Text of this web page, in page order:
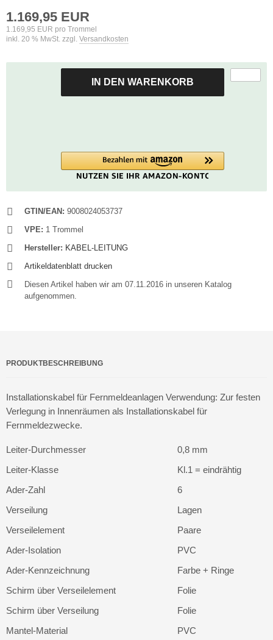
1.169,95 EUR
1.169,95 EUR pro Trommel
inkl. 20 % MwSt. zzgl. Versandkosten
IN DEN WARENKORB
GTIN/EAN: 9008024053737
VPE: 1 Trommel
Hersteller: KABEL-LEITUNG
Artikeldatenblatt drucken
Diesen Artikel haben wir am 07.11.2016 in unseren Katalog
aufgenommen.
PRODUKTBESCHREIBUNG
Installationskabel für Fernmeldeanlagen Verwendung: Zur festen
Verlegung in Innenräumen als Installationskabel für
Fernmeldezwecke.
Leiter-Durchmesser
0,8 mm
Leiter-Klasse
Kl.1 = eindrähtig
Ader-Zahl
6
Verseilung
Lagen
Verseilelement
Paare
Ader-Isolation
PVC
Ader-Kennzeichnung
Farbe + Ringe
Schirm über Verseilelement
Folie
Schirm über Verseilung
Folie
Mantel-Material
PVC